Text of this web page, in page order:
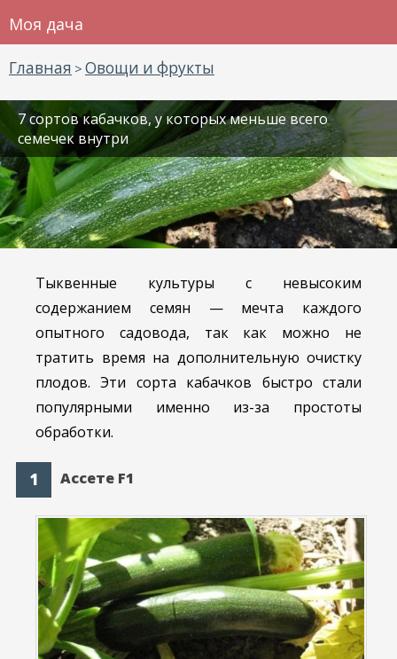
Моя дача
Главная > Овощи и фрукты
7 сортов кабачков, у которых меньше всего
семечек внутри
Тыквенные культуры с невысоким
содержанием семян — мечта каждого
опытного садовода, так как можно не
тратить время на дополнительную очистку
плодов. Эти сорта кабачков быстро стали
популярными именно из-за простоты
обработки.
Ассете F1